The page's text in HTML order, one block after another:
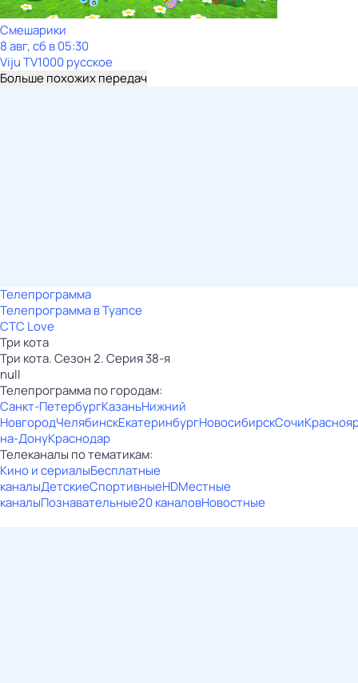
Смешарики
8 авг, сб в 05:30
Viju TV1000 русское
Больше похожих передач
Телепрограмма
Телепрограмма в Туапсе
СТС Love
Три кота
Три кота. Сезон 2. Серия 38-я
null
Телепрограмма по городам:
Санкт-ПетербургКазаньНижний
НовгородЧелябинскЕкатеринбургНовосибирскСочи
на-ДонуКраснодар
Телеканалы по тематикам:
Кино и сериалыБесплатные
каналыДетскиеСпортивныеHDМестные
каналыПознавательные20 каналовНовостные